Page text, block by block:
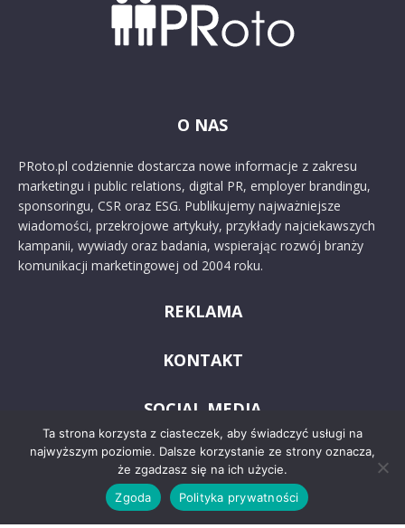
O NAS
PRoto.pl codziennie dostarcza nowe informacje z zakresu
marketingu i public relations, digital PR, employer brandingu,
sponsoringu, CSR oraz ESG. Publikujemy najważniejsze
wiadomości, przekrojowe artykuły, przykłady najciekawszych
kampanii, wywiady oraz badania, wspierając rozwój branży
komunikacji marketingowej od 2004 roku.
REKLAMA
KONTAKT
SOCIAL MEDIA
Ta strona korzysta z ciasteczek, aby świadczyć usługi na
najwyższym poziomie. Dalsze korzystanie ze strony oznacza,
że zgadzasz się na ich użycie.
Zgoda
Polityka prywatności